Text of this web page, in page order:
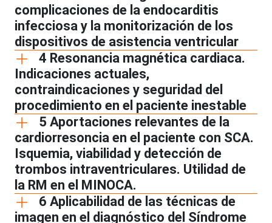
complicaciones de la endocarditis
infecciosa y la monitorización de los
dispositivos de asistencia ventricular
4 Resonancia magnética cardiaca.
Indicaciones actuales,
contraindicaciones y seguridad del
procedimiento en el paciente inestable
5 Aportaciones relevantes de la
cardiorresoncia en el paciente con SCA.
Isquemia, viabilidad y detección de
trombos intraventriculares. Utilidad de
la RM en el MINOCA.
6 Aplicabilidad de las técnicas de
imagen en el diagnóstico del Síndrome